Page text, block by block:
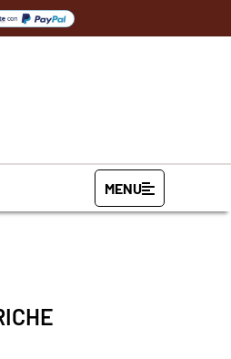
MENU